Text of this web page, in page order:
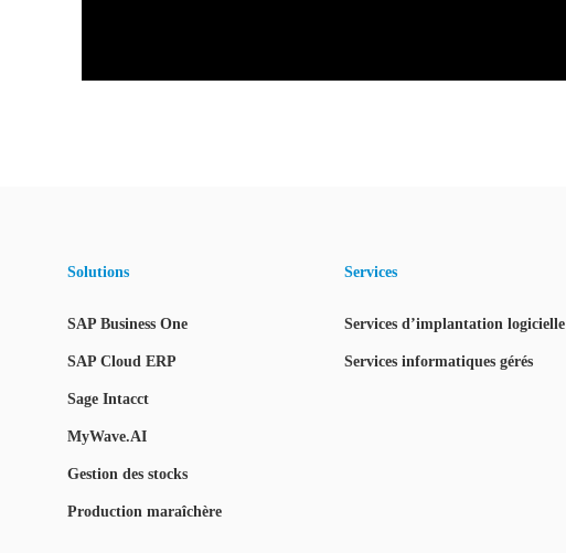
Solutions
SAP Business One
SAP Cloud ERP
Sage Intacct
MyWave.AI
Gestion des stocks
Production maraîchère
Services
Services d’implantation logicielle
Services informatiques gérés